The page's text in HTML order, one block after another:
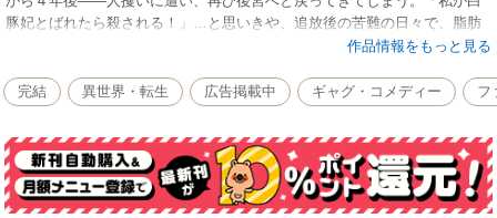
豚妃とばれたら殺される！」…と思いきや、追放後の苦難の日々で、脂肪
が落ち目力は磨かれ、別人のような絶世の美女に！懸命に後宮からの脱走
が役立ちすぎて、うっかり妃候補として取り立てられたり…と、活躍を重
ねてしまい――。珠麗は誰にも正体を悟られることなく、無事に後宮を脱
出できるのか!?
※この商品は「後宮も二度目なら ～白豚妃再来伝～」を1話ごとに分冊し
たものです。
(C)Satsuki Nakamura Licensed by KADOKAWA CORPORATION (C)2022
作品情報をもっと見る
完結 異世界・転生 広告掲載中 ギャグ・コメディー フ